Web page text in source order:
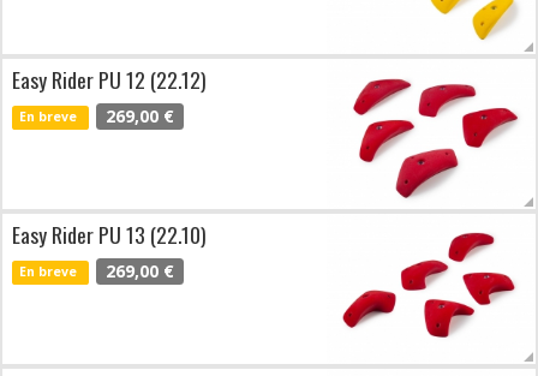
Easy Rider PU 12 (22.12)
En breve 269,00 €
Easy Rider PU 13 (22.10)
En breve 269,00 €